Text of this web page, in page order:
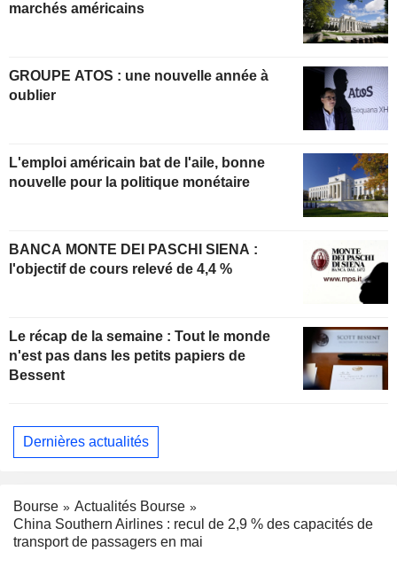
marchés américains
GROUPE ATOS : une nouvelle année à
oublier
L'emploi américain bat de l'aile, bonne
nouvelle pour la politique monétaire
BANCA MONTE DEI PASCHI SIENA :
l'objectif de cours relevé de 4,4 %
Le récap de la semaine : Tout le monde
n'est pas dans les petits papiers de
Bessent
Dernières actualités
Bourse
Actualités Bourse
China Southern Airlines : recul de 2,9 % des capacités de
transport de passagers en mai